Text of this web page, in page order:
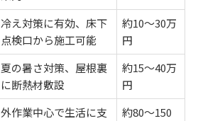
冷え対策に有効、床下
点検口から施工可能
約10～30万
円
夏の暑さ対策、屋根裏
に断熱材敷設
約15～40万
円
外作業中心で生活に支
約80～150